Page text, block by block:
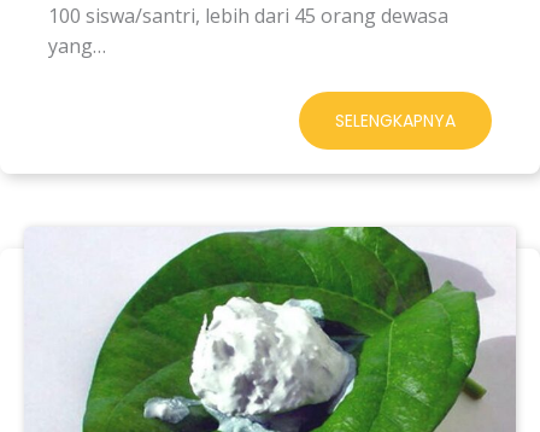
100 siswa/santri, lebih dari 45 orang dewasa
yang…
SELENGKAPNYA